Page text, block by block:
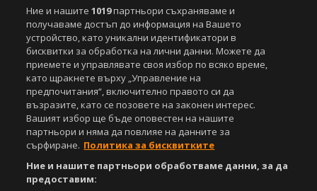
Ние и нашите1019партньори съхраняваме и
получаваме достъп до информация на Вашето
устройство, като уникални идентификатори в
бисквитки за обработка на лични данни. Можете да
приемете и управлявате своя избор по всяко време,
като щракнете върху „Управление на
предпочитания“, включително правото си да
възразите, като се позовете на законен интерес.
Вашият избор ще бъде оповестен на нашите
партньори и няма да повлияе на данните за
сърфиране. Политика за бисквитките
Ние и нашите партньори обработваме данни, за да
предоставим: